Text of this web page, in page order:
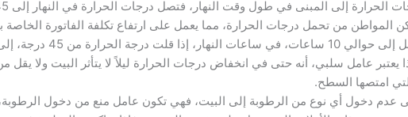
المواطن من تحمل درجات الحرارة، مما يعمل على ارتفاع تكلفة الفاتورة الخاصة
يعتبر عامل سلبي، أنه حتى في انخفاض درجات الحرارة ليلاً لا يتأثر البيت ولا
امتصها السطح.
عدم دخول أي نوع من الرطوبة إلى البيت، فهي تكون عامل منع من دخول الرطوبة،